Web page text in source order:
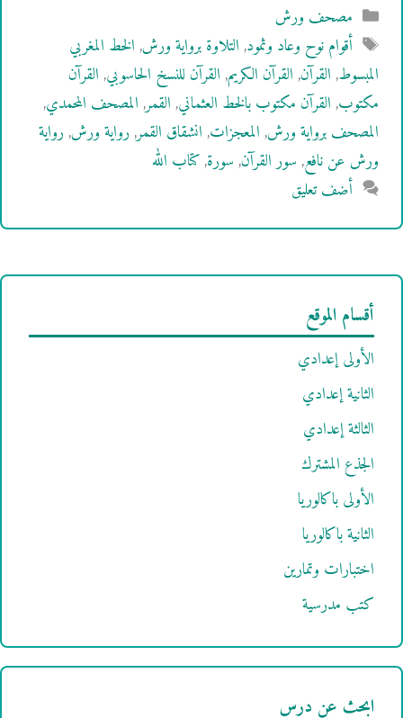
التصنيفات
مصحف ورش
الوسوم
أقوام نوح وعاد وثمود,التلاوة برواية ورش,الخط المغربي
المبسوط,القرآن,القرآن الكريم,القرآن للنسخ الحاسوبي,القرآن
مكتوب,القرآن مكتوب بالخط العثماني,القمر,المصحف المحمدي,
المصحف برواية ورش,المعجزات,انشقاق القمر,رواية ورش,رواية
ورش عن نافع,سور القرآن,سورة,كتاب الله
أضف تعليق
أقسام الموقع
الأولى إعدادي
الثانية إعدادي
الثالثة إعدادي
الجذع المشترك
الأولى باكالوريا
الثانية باكالوريا
اختبارات وتمارين
كتب مدرسية
ابحث عن درس